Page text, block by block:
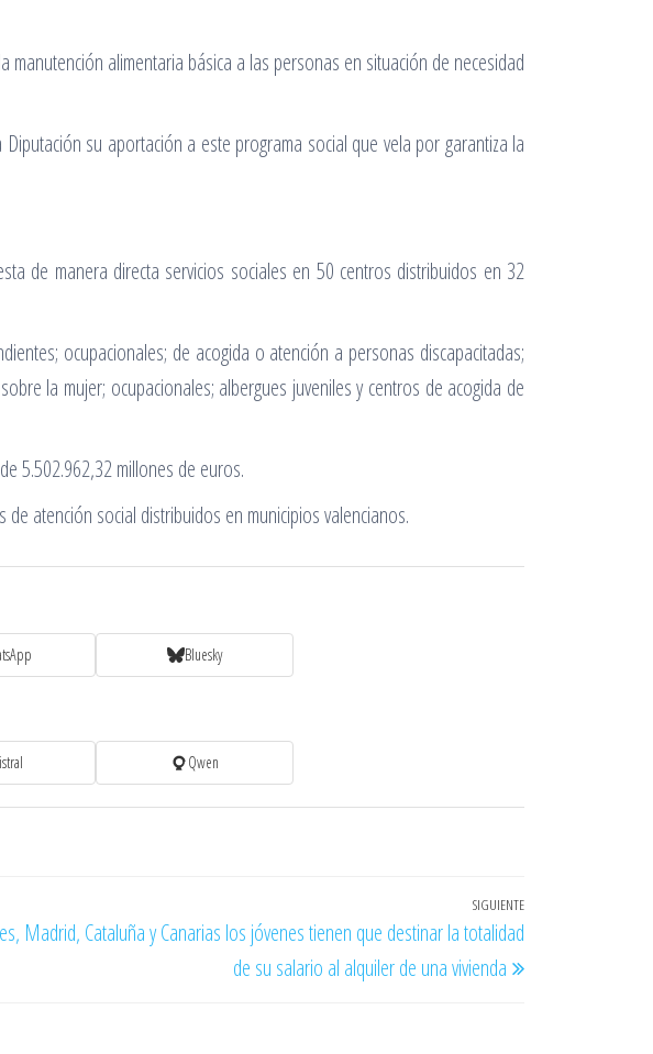
manutención alimentaria básica a las personas en situación de necesidad
su aportación a este programa social que vela por garantiza la
de manera directa servicios sociales en 50 centros distribuidos en 32
ocupacionales; de acogida o atención a personas discapacitadas;
la mujer; ocupacionales; albergues juveniles y centros de acogida de
5.502.962,32 millones de euros.
atención social distribuidos en municipios valencianos.
Bluesky
Qwen
Entrada
SIGUIENTE
Madrid, Cataluña y Canarias los jóvenes tienen que destinar la totalidad
de su salario al alquiler de una vivienda